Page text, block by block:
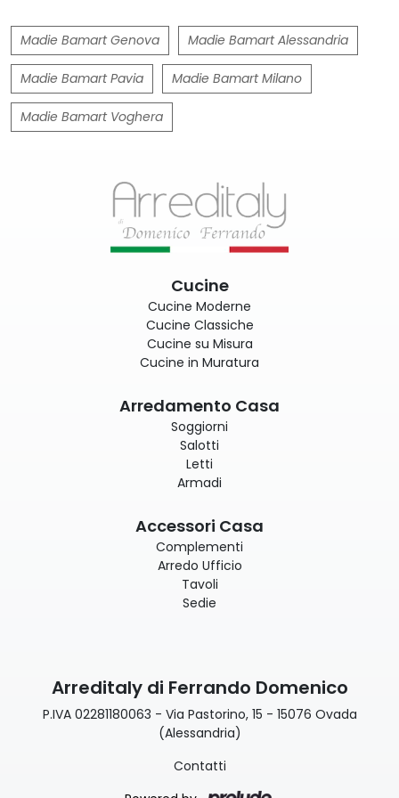
Madie Bamart Genova Madie Bamart Alessandria
Madie Bamart Pavia Madie Bamart Milano
Madie Bamart Voghera
Cucine
Cucine Moderne
Cucine Classiche
Cucine su Misura
Cucine in Muratura
Arredamento Casa
Soggiorni
Salotti
Letti
Armadi
Accessori Casa
Complementi
Arredo Ufficio
Tavoli
Sedie
Arreditaly di Ferrando Domenico
P.IVA 02281180063 - Via Pastorino, 15 - 15076 Ovada
(Alessandria)
Contatti